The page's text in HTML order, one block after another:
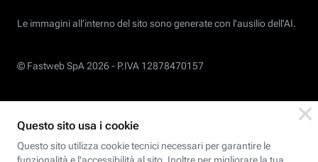
Le immagini all’interno del sito sono generate con l'ausilio dell'AI.
© Fastweb SpA 2026 - P.IVA 12878470157